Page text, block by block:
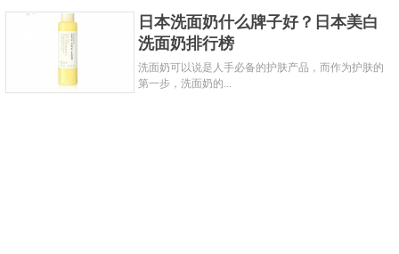
1 2 3 下一页
日本洗面奶什么牌子好？日本美白
洗面奶排行榜
洗面奶可以说是人手必备的护肤产品，而作为护肤的
第一步，洗面奶的...